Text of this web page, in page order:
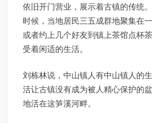
依旧开门营业，展示着古镇的传统
时候，当地居民三五成群地聚集在
或者约上几个好友到镇上茶馆点杯
受着闲适的生活。
刘栋林说，中山镇人有中山镇人的
活让古镇没有成为被人精心保护的
地活在这笋溪河畔。